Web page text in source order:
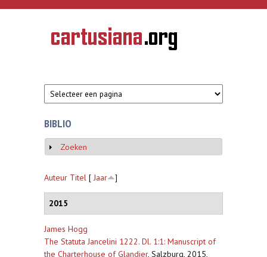
Overslaan en naar de inhoud gaan
CARTUSIANA
Geschiedenis
van de
BIBLIO
Weergeven
Zoeken
Auteur Titel [ Jaar ]
2015
James Hogg
The Statuta Jancelini 1222. Dl. 1:1: Manuscript of
the Charterhouse of Glandier, Salzburg, 2015,